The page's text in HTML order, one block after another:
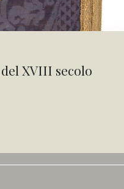
XVIII secolo